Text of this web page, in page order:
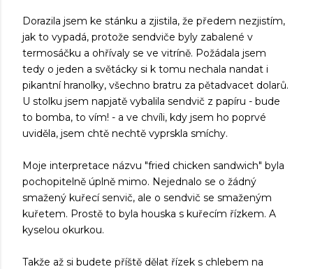
Dorazila jsem ke stánku a zjistila, že předem nezjistím,
jak to vypadá, protože sendviče byly zabalené v
termosáčku a ohřívaly se ve vitríně. Požádala jsem
tedy o jeden a světácky si k tomu nechala nandat i
pikantní hranolky, všechno bratru za pětadvacet dolarů.
U stolku jsem napjatě vybalila sendvič z papíru - bude
to bomba, to vím! - a ve chvíli, kdy jsem ho poprvé
uviděla, jsem chtě nechtě vyprskla smíchy.
Moje interpretace názvu "fried chicken sandwich" byla
pochopitelně úplně mimo. Nejednalo se o žádný
smažený kuřecí senvič, ale o sendvič se smaženým
kuřetem. Prostě to byla houska s kuřecím řízkem. A
kyselou okurkou.
Takže až si budete příště dělat řízek s chlebem na